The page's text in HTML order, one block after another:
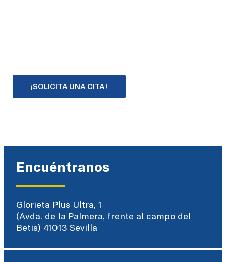
¡SOLICITA UNA CITA!
Encuéntranos
Glorieta Plus Ultra, 1
(Avda. de la Palmera, frente al campo del
Betis) 41013 Sevilla